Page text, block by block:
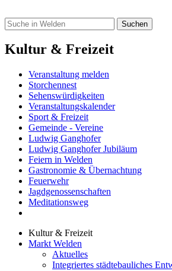
Kultur & Freizeit
Veranstaltung melden
Storchennest
Sehenswürdigkeiten
Veranstaltungskalender
Sport & Freizeit
Gemeinde - Vereine
Ludwig Ganghofer
Ludwig Ganghofer Jubiläum
Feiern in Welden
Gastronomie & Übernachtung
Feuerwehr
Jagdgenossenschaften
Meditationsweg
Kultur & Freizeit
Markt Welden
Aktuelles
Integriertes städtebauliches